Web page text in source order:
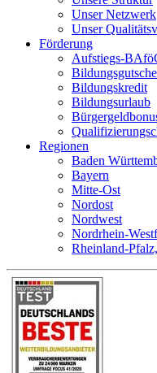
Unser Netzwerk
Unser
Förderung
Aufstiegs-
Bildungskredit
Bildungsurlaub
Regionen
Baden
Bayern
Mitte-Ost
Nordost
Nordwest
Nordrhein-
Rheinland-